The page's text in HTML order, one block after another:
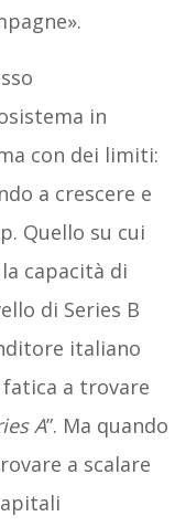
in
con dei limiti:
a crescere e
Quello su cui
capacità di
di Series B
italiano
a trovare
A”. Ma quando
a scalare